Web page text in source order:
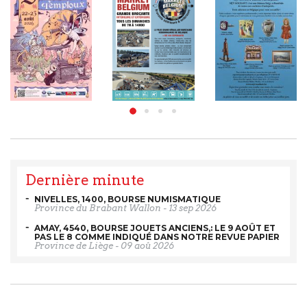
Dernière minute
NIVELLES, 1400, BOURSE NUMISMATIQUE
Province du Brabant Wallon - 13 sep 2026
AMAY, 4540, BOURSE JOUETS ANCIENS,: LE 9 AOÛT ET
PAS LE 8 COMME INDIQUÉ DANS NOTRE REVUE PAPIER
Province de Liège - 09 aoû 2026